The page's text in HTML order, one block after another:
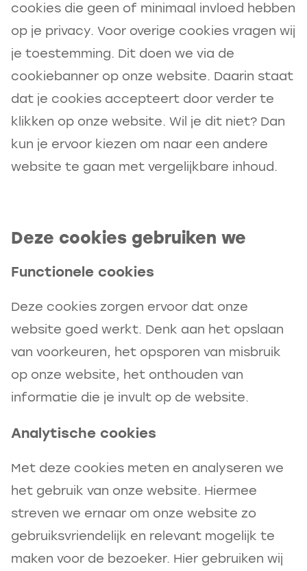
cookies die geen of minimaal invloed hebben
op je privacy. Voor overige cookies vragen wij
je toestemming. Dit doen we via de
cookiebanner op onze website. Daarin staat
dat je cookies accepteert door verder te
klikken op onze website. Wil je dit niet? Dan
kun je ervoor kiezen om naar een andere
website te gaan met vergelijkbare inhoud.
Deze cookies gebruiken we
Functionele cookies
Deze cookies zorgen ervoor dat onze
website goed werkt. Denk aan het opslaan
van voorkeuren, het opsporen van misbruik
op onze website, het onthouden van
informatie die je invult op de website.
Analytische cookies
Met deze cookies meten en analyseren we
het gebruik van onze website. Hiermee
streven we ernaar om onze website zo
gebruiksvriendelijk en relevant mogelijk te
maken voor de bezoeker. Hier gebruiken wij